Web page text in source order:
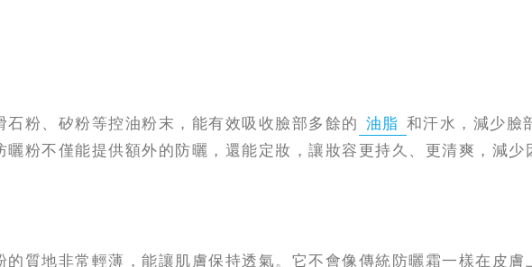
粉、矽粉等控油粉末，能有效吸收臉部多餘的 油脂 和汗水，減少臉
粉不僅能提供額外的防曬，還能定妝，讓妝容更持久、更清爽，減
質地非常輕薄，能讓肌膚保持透氣。它不會像傳統防曬霜一樣在皮